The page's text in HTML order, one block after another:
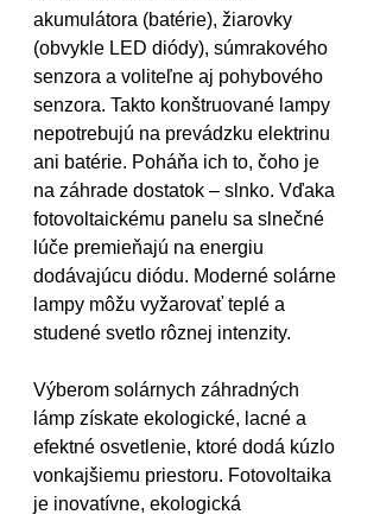
akumulátora (batérie), žiarovky
(obvykle LED diódy), súmrakového
senzora a voliteľne aj pohybového
senzora. Takto konštruované lampy
nepotrebujú na prevádzku elektrinu
ani batérie. Poháňa ich to, čoho je
na záhrade dostatok – slnko. Vďaka
fotovoltaickému panelu sa slnečné
lúče premieňajú na energiu
dodávajúcu diódu. Moderné solárne
lampy môžu vyžarovať teplé a
studené svetlo rôznej intenzity.
Výberom solárnych záhradných
lámp získate ekologické, lacné a
efektné osvetlenie, ktoré dodá kúzlo
vonkajšiemu priestoru. Fotovoltaika
je inovatívne, ekologická